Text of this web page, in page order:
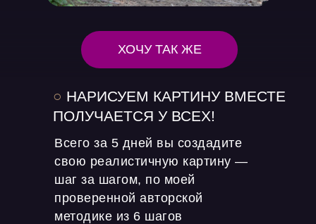
ХОЧУ ТАК ЖЕ
Всего за 5 дней вы создадите
свою реалистичную картину —
шаг за шагом, по моей
проверенной авторской
методике из 6 шагов
○ НАРИСУЕМ КАРТИНУ ВМЕСТЕ
ПОЛУЧАЕТСЯ У ВСЕХ!